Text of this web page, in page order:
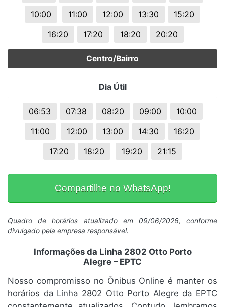
10:00
11:00 12:00 13:30
15:20
16:20
17:20 18:20 20:20
Centro/Bairro
Dia Útil
06:53 07:38 08:20 09:00
10:00
11:00
12:00 13:00 14:30
16:20
17:20
18:20 19:20 21:15
Compartilhe no WhatsApp!
Quadro de horários atualizado em 09/06/2026, conforme
divulgado pela empresa responsável.
Informações da Linha 2802 Otto Porto
Alegre – EPTC
Nosso compromisso no Ônibus Online é manter os
horários da Linha 2802 Otto Porto Alegre da EPTC